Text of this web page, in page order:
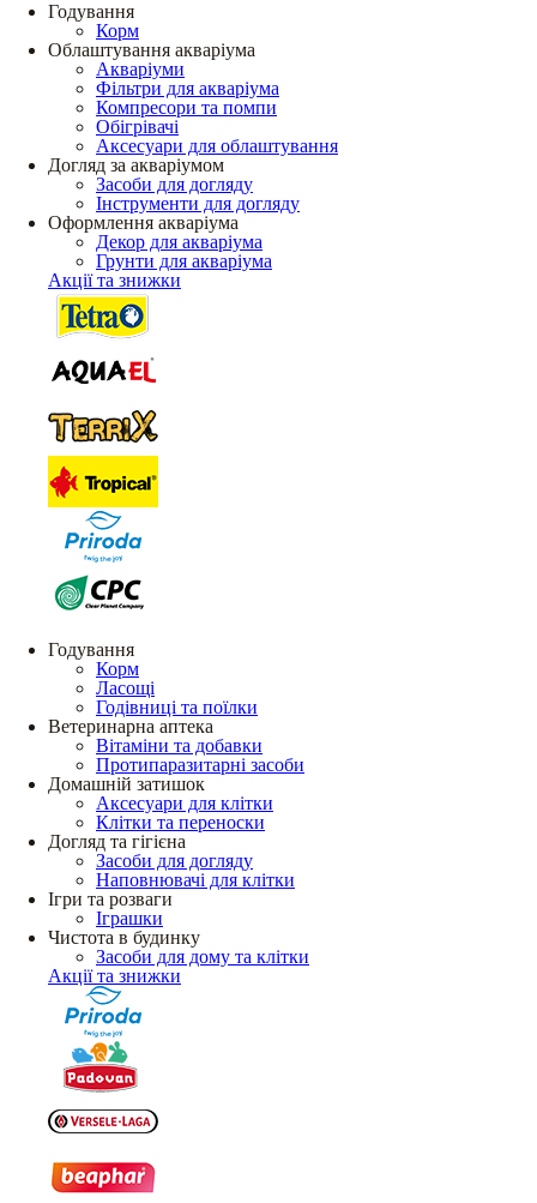
Годування
Корм
Облаштування акваріума
Акваріуми
Фільтри для акваріума
Компресори та помпи
Обігрівачі
Аксесуари для облаштування
Догляд за акваріумом
Засоби для догляду
Інструменти для догляду
Оформлення акваріума
Декор для акваріума
Грунти для акваріума
Акції та знижки
Годування
Корм
Ласощі
Годівниці та поїлки
Ветеринарна аптека
Вітаміни та добавки
Протипаразитарні засоби
Домашній затишок
Аксесуари для клітки
Клітки та переноски
Догляд та гігієна
Засоби для догляду
Наповнювачі для клітки
Ігри та розваги
Іграшки
Чистота в будинку
Засоби для дому та клітки
Акції та знижки